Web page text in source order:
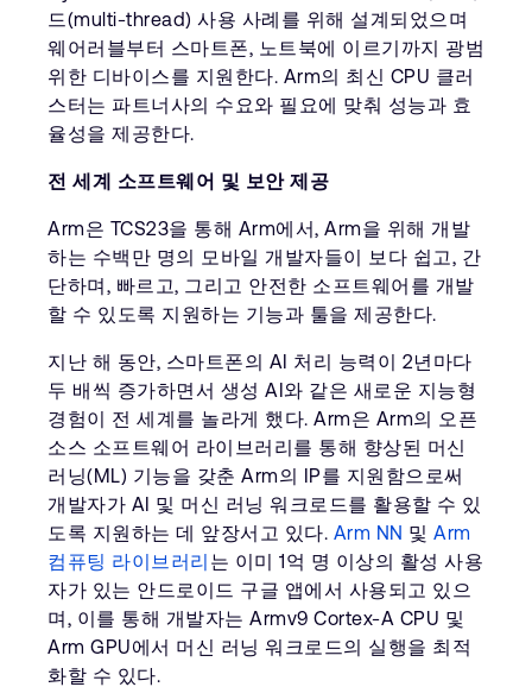
드(multi-thread) 사용 사례를 위해 설계되었으며
웨어러블부터 스마트폰, 노트북에 이르기까지 광범
위한 디바이스를 지원한다. Arm의 최신 CPU 클러
스터는 파트너사의 수요와 필요에 맞춰 성능과 효
율성을 제공한다.
전 세계 소프트웨어 및 보안 제공
Arm은 TCS23을 통해 Arm에서, Arm을 위해 개발
하는 수백만 명의 모바일 개발자들이 보다 쉽고, 간
단하며, 빠르고, 그리고 안전한 소프트웨어를 개발
할 수 있도록 지원하는 기능과 툴을 제공한다.
지난 해 동안, 스마트폰의 AI 처리 능력이 2년마다
두 배씩 증가하면서 생성 AI와 같은 새로운 지능형
경험이 전 세계를 놀라게 했다. Arm은 Arm의 오픈
소스 소프트웨어 라이브러리를 통해 향상된 머신
러닝(ML) 기능을 갖춘 Arm의 IP를 지원함으로써
개발자가 AI 및 머신 러닝 워크로드를 활용할 수 있
도록 지원하는 데 앞장서고 있다. Arm NN 및 Arm
컴퓨팅 라이브러리 는 이미 1억 명 이상의 활성 사용
자가 있는 안드로이드 구글 앱에서 사용되고 있으
며, 이를 통해 개발자는 Armv9 Cortex-A CPU 및
Arm GPU에서 머신 러닝 워크로드의 실행을 최적
화할 수 있다.